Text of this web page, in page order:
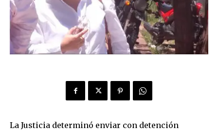
La Justicia determinó enviar con detención